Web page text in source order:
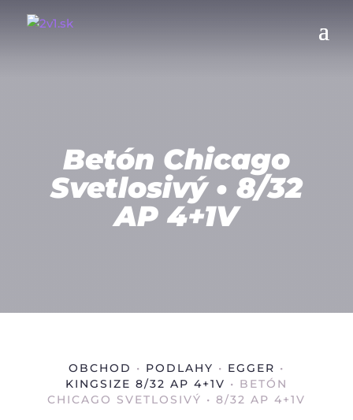
Betón Chicago
Svetlosivý • 8/32
AP 4+1V
OBCHOD • PODLAHY • EGGER •
KINGSIZE 8/32 AP 4+1V • BETÓN
CHICAGO SVETLOSIVÝ • 8/32 AP 4+1V